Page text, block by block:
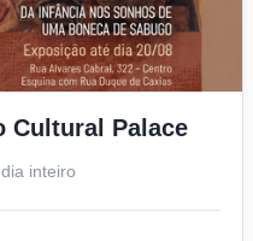
Cultural Palace
inteiro